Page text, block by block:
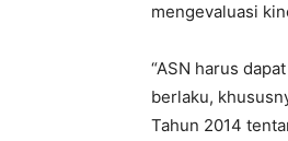
mengevaluasi
“ASN harus
berlaku,
Tahun 2014